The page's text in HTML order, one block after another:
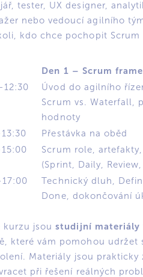
tester, UX designer,
nebo vedoucí agilního
kdo chce pochopit
Den 1 – Scrum
Úvod do agilního
Scrum vs. Waterfall,
hodnoty
Přestávka na oběd
Scrum role,
(Sprint, Daily,
Technický dluh,
Done, dokončování
kurzu jsoustudijní materiály
které vám pomohou
Materiály jsou prakticky
při řešení reálných